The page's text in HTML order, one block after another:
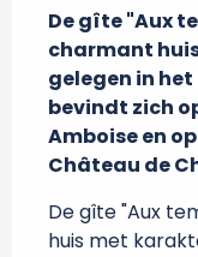
De gîte "Aux
charmant
gelegen in
bevindt zich
Amboise en
Château de
De gîte "Aux
huis met